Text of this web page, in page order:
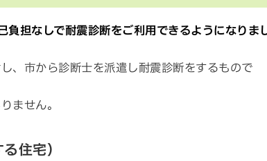
担なしで耐震診断をご利用できるようになりま
、市から診断士を派遣し耐震診断をするもので
ません。
住宅）